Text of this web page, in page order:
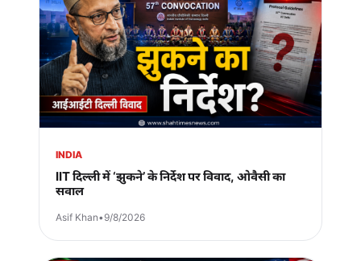
INDIA
IIT दिल्ली में ‘झुकने’ के निर्देश पर विवाद, ओवैसी का
सवाल
Asif Khan•9/8/2026